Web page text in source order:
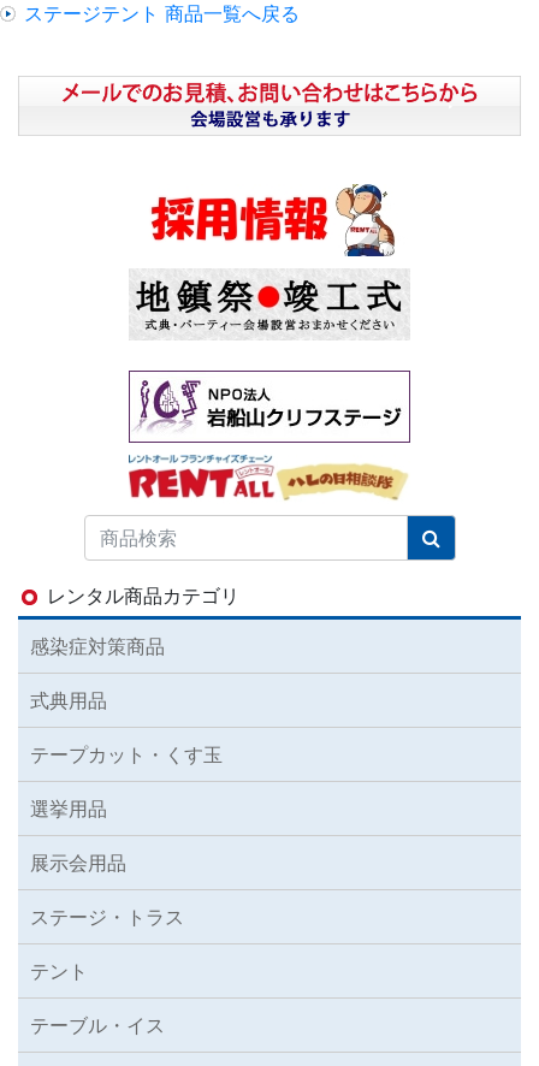
ステージテント 商品一覧へ戻る
レンタル商品カテゴリ
感染症対策商品
式典用品
テープカット・くす玉
選挙用品
展示会用品
ステージ・トラス
テント
テーブル・イス